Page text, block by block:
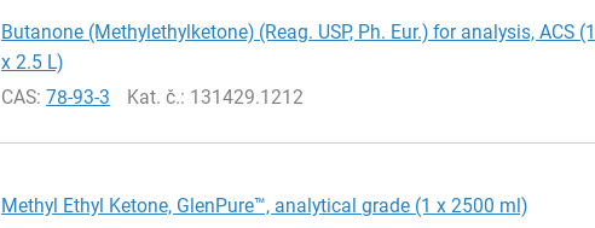
Butanone (Methylethylketone) (Reag. USP, Ph. Eur.) for analysis, ACS (1
x 2.5 L)
CAS:78-93-3 Kat. č.: 131429.1212
Methyl Ethyl Ketone, GlenPure™, analytical grade (1 x 2500 ml)